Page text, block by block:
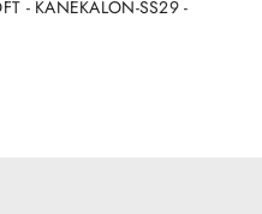
- KANEKALON-SS29 -